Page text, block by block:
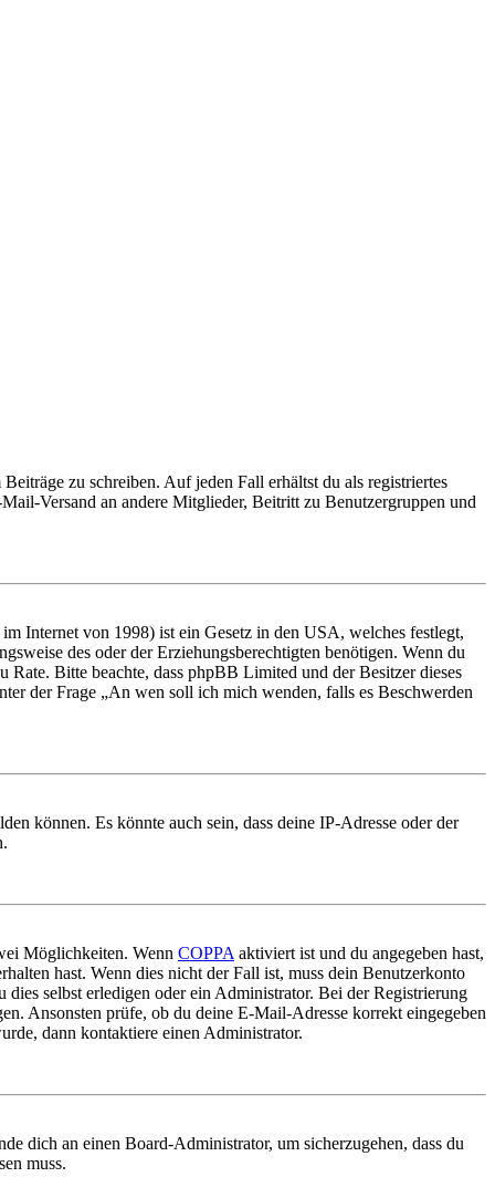
zu schreiben. Auf jeden Fall erhältst du als registriertes
Versand an andere Mitglieder, Beitritt zu Benutzergruppen und
Internet von 1998) ist ein Gesetz in den USA, welches festlegt,
des oder der Erziehungsberechtigten benötigen. Wenn du
Bitte beachte, dass phpBB Limited und der Besitzer dieses
der Frage „An wen soll ich mich wenden, falls es Beschwerden
können. Es könnte auch sein, dass deine IP-Adresse oder der
Möglichkeiten. Wenn COPPA aktiviert ist und du angegeben hast,
hast. Wenn dies nicht der Fall ist, muss dein Benutzerkonto
selbst erledigen oder ein Administrator. Bei der Registrierung
Ansonsten prüfe, ob du deine E-Mail-Adresse korrekt eingegeben
dann kontaktiere einen Administrator.
dich an einen Board-Administrator, um sicherzugehen, dass du
muss.